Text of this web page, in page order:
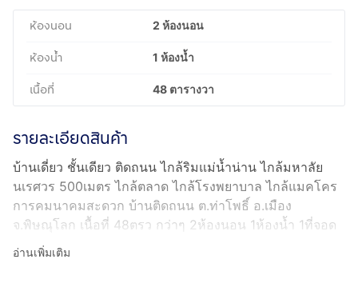
ห้องนอน 2 ห้องนอน
ห้องน้ำ 1 ห้องน้ำ
เนื้อที่ 48 ตารางวา
รายละเอียดสินค้า
บ้านเดี่ยว ชั้นเดียว ติดถนน ไกล้ริมแม่น้ำน่าน ไกล้มหาลัย
นเรศวร 500เมตร ไกล้ตลาด ไกล้โรงพยาบาล ไกล้แมคโคร
การคมนาคมสะดวก บ้านติดถนน ต.ท่าโพธิ์ อ.เมือง
จ.พิษณุโลก เนื้อที่ 48ตรว กว่าๆ 2ห้องนอน 1ห้องน้ำ 1ที่จอด
รถ ตกแต่งแล้วพร้อมอยู่ บ้านใหม่สร้างไม่นาน เจ้าของต้อง
อ่านเพิ่มเติม